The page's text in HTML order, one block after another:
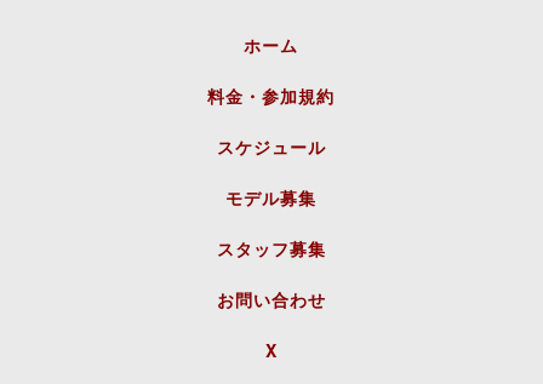
ホーム
料金・参加規約
スケジュール
モデル募集
スタッフ募集
お問い合わせ
X